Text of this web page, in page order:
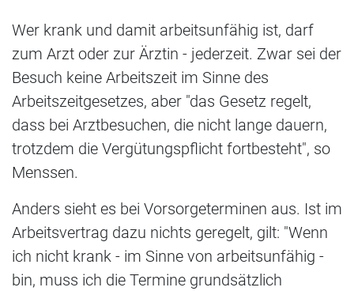
Wer krank und damit arbeitsunfähig ist, darf
zum Arzt oder zur Ärztin - jederzeit. Zwar sei der
Besuch keine Arbeitszeit im Sinne des
Arbeitszeitgesetzes, aber "das Gesetz regelt,
dass bei Arztbesuchen, die nicht lange dauern,
trotzdem die Vergütungspflicht fortbesteht", so
Menssen.
Anders sieht es bei Vorsorgeterminen aus. Ist im
Arbeitsvertrag dazu nichts geregelt, gilt: "Wenn
ich nicht krank - im Sinne von arbeitsunfähig -
bin, muss ich die Termine grundsätzlich